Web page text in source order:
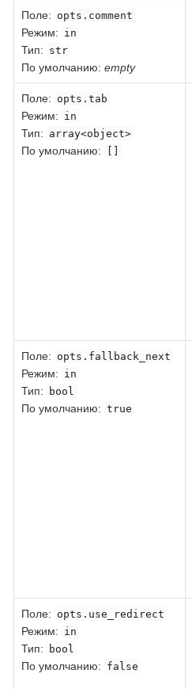
Поле: opts.comment
Режим: in
Тип: str
По умолчанию: empty
Поле: opts.tab
Режим: in
Тип: array<object>
По умолчанию: []
Поле: opts.fallback_next
Режим: in
Тип: bool
По умолчанию: true
Поле: opts.use_redirect
Режим: in
Тип: bool
По умолчанию: false